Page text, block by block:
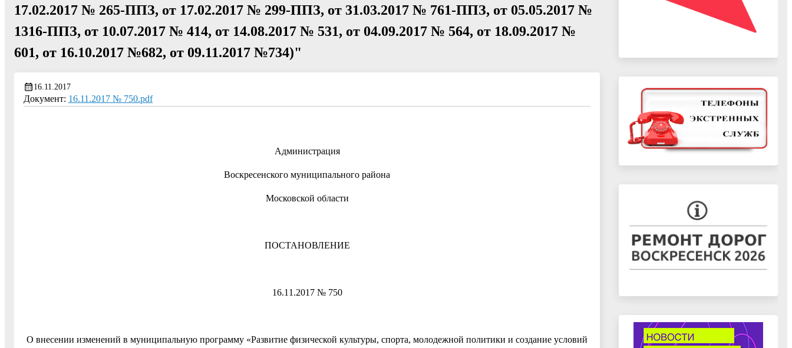
17.02.2017 № 265-ППЗ, от 17.02.2017 № 299-ППЗ, от 31.03.2017 № 761-ППЗ, от 05.05.2017 №
1316-ППЗ, от 10.07.2017 № 414, от 14.08.2017 № 531, от 04.09.2017 № 564, от 18.09.2017 №
601, от 16.10.2017 №682, от 09.11.2017 №734)"
16.11.2017
Документ: 16.11.2017 № 750.pdf
Администрация
Воскресенского муниципального района
Московской области
ПОСТАНОВЛЕНИЕ
16.11.2017 № 750
О внесении изменений в муниципальную программу «Развитие физической культуры, спорта, молодежной политики и создание условий